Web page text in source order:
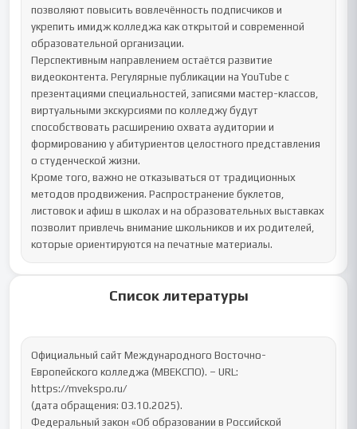
позволяют повысить вовлечённость подписчиков и
укрепить имидж колледжа как открытой и современной
образовательной организации.
Перспективным направлением остаётся развитие
видеоконтента. Регулярные публикации на YouTube с
презентациями специальностей, записями мастер-классов,
виртуальными экскурсиями по колледжу будут
способствовать расширению охвата аудитории и
формированию у абитуриентов целостного представления
о студенческой жизни.
Кроме того, важно не отказываться от традиционных
методов продвижения. Распространение буклетов,
листовок и афиш в школах и на образовательных выставках
позволит привлечь внимание школьников и их родителей,
которые ориентируются на печатные материалы.
Список литературы
Официальный сайт Международного Восточно-
Европейского колледжа (МВЕКСПО). – URL:
https://mvekspo.ru/
(дата обращения: 03.10.2025).
Федеральный закон «Об образовании в Российской